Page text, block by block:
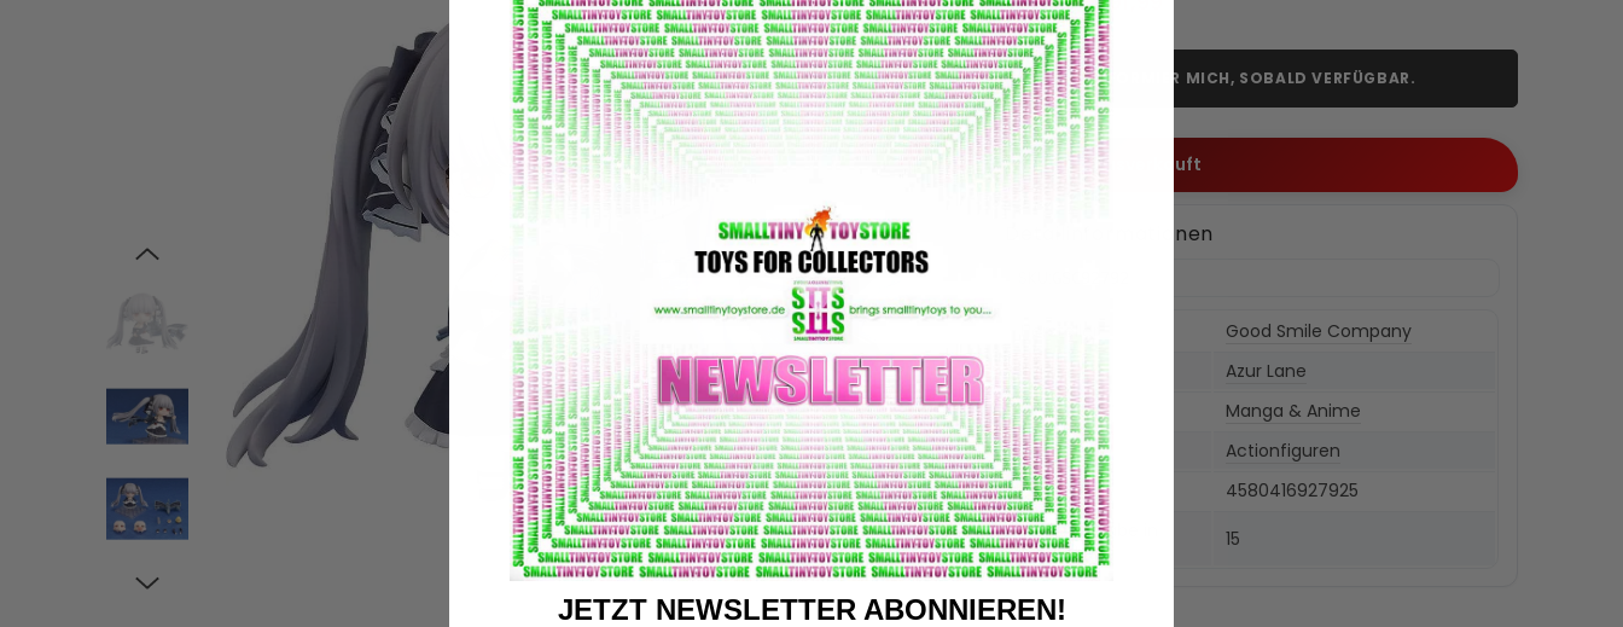
INFORMIER MICH, SOBALD VERFÜGBAR.
Archive / Ausverkauft
Detailinformationen
Good Smile Company
Azur Lane
Kategorie
Manga & Anime
Produkttyp
Actionfiguren
EAN Code
4580416927925
Altersfreigabe in
Jahren 15
JETZT NEWSLETTER ABONNIEREN!